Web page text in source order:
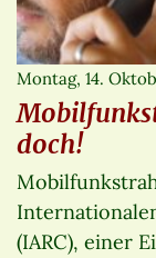
Montag, 14.
doch!
(IARC), einer